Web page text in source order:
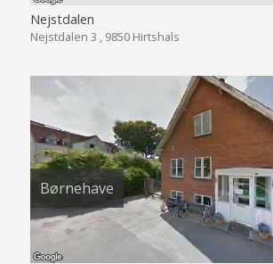
Nejstdalen
Nejstdalen 3 , 9850 Hirtshals
Børnehave